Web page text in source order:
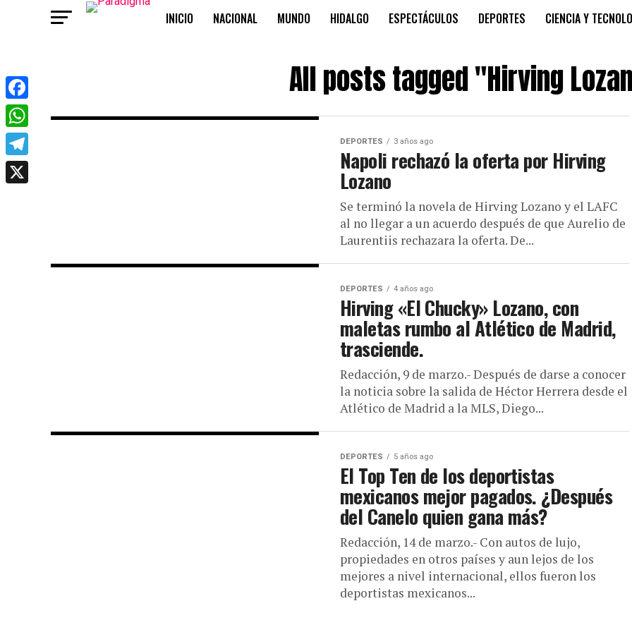
INICIO NACIONAL MUNDO HIDALGO ESPECTÁCULOS DEPORTES CIENCIA Y
All posts tagged "Hirving
DEPORTES 3 años ago
Napoli rechazó la oferta por Hirving
Lozano
Se terminó la novela de Hirving Lozano y el LAFC
al no llegar a un acuerdo después de que Aurelio de
Laurentiis rechazara la oferta. De...
DEPORTES 4 años ago
Hirving «El Chucky» Lozano, con
maletas rumbo al Atlético de Madrid,
trasciende.
Redacción, 9 de marzo.- Después de darse a conocer
la noticia sobre la salida de Héctor Herrera desde el
Atlético de Madrid a la MLS, Diego...
DEPORTES 5 años ago
El Top Ten de los deportistas
mexicanos mejor pagados. ¿Después
del Canelo quien gana más?
Redacción, 14 de marzo.- Con autos de lujo,
propiedades en otros países y aun lejos de los
mejores a nivel internacional, ellos fueron los
deportistas mexicanos...
Facebook
WhatsApp
Telegram